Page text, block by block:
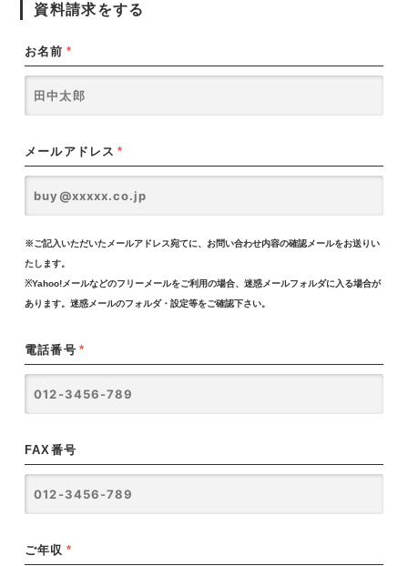
資料請求をする
お名前 *
メールアドレス *
※ご記入いただいたメールアドレス宛てに、お問い合わせ内容の確認メールをお送りい
たします。
※Yahoo!メールなどのフリーメールをご利用の場合、迷惑メールフォルダに入る場合が
あります。迷惑メールのフォルダ・設定等をご確認下さい。
電話番号 *
FAX番号
ご年収 *